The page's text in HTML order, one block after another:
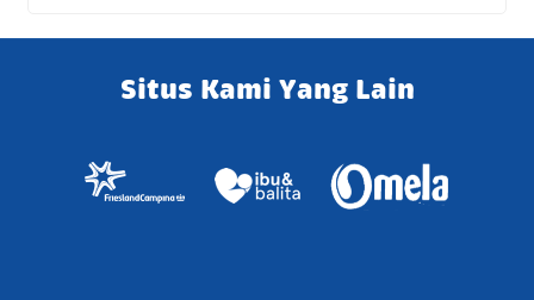
Situs Kami Yang Lain